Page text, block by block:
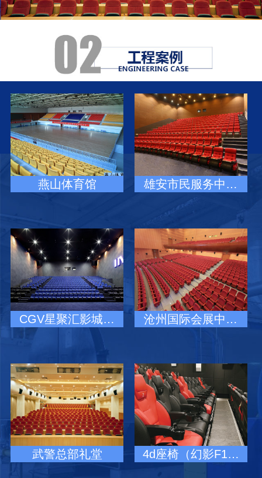
燕山体育馆 雄安市民服务中…
CGV星聚汇影城… 沧州国际会展中…
武警总部礼堂 4d座椅（幻影F1…